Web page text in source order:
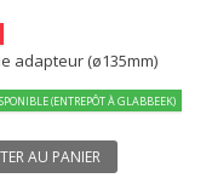
adapteur (ø135mm)
(ENTREPÔT À GLABBEEK)
AU PANIER